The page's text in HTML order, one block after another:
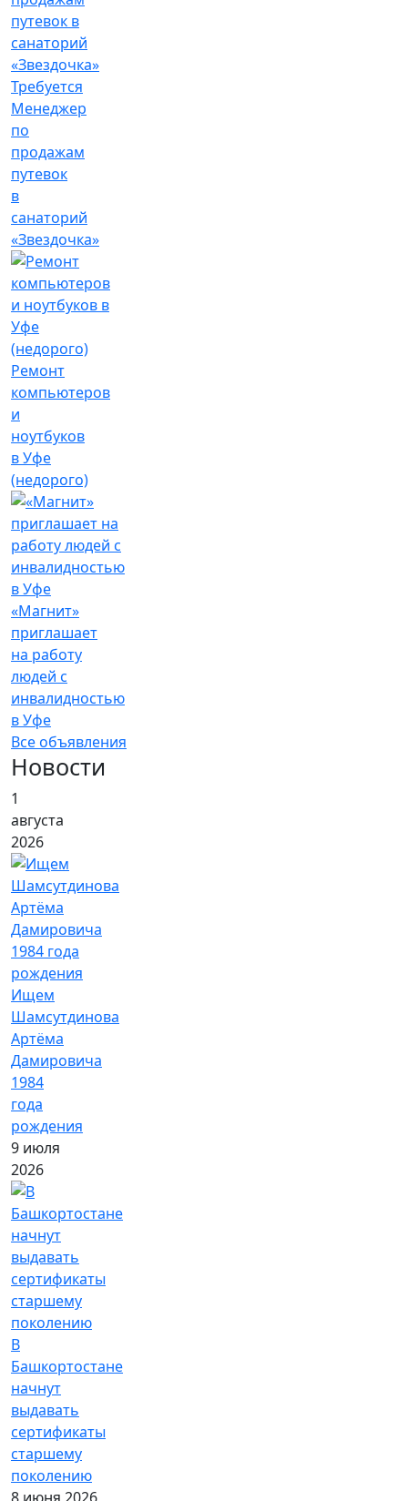
Требуется
Менеджер
по
продажам
путевок
в
санаторий
«Звездочка»
Ремонт
компьютеров
и
ноутбуков
в Уфе
(недорого)
«Магнит»
приглашает
на работу
людей с
инвалидностью
в Уфе
Все объявления
Новости
1
августа
2026
Ищем
Шамсутдинова
Артёма
Дамировича
1984
года
рождения
9 июля
2026
В
Башкортостане
начнут
выдавать
сертификаты
старшему
поколению